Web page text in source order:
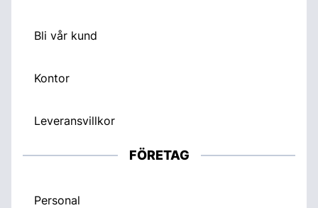
Bli vår kund
Kontor
Leveransvillkor
FÖRETAG
Personal